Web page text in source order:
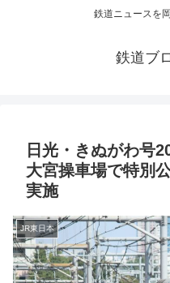
鉄道ニュースを
鉄道ブ
日光・きぬがわ号
大宮操車場で特別
実施
JR東日本